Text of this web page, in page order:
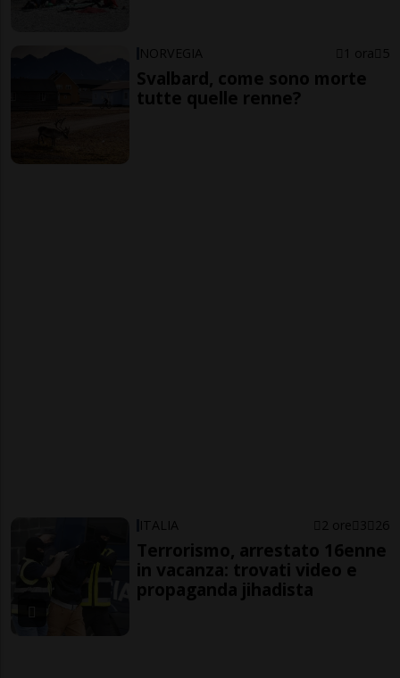
NORVEGIA 1 ora 5
Svalbard, come sono morte
tutte quelle renne?
ITALIA 2 ore 3 26
Terrorismo, arrestato 16enne
in vacanza: trovati video e
propaganda jihadista